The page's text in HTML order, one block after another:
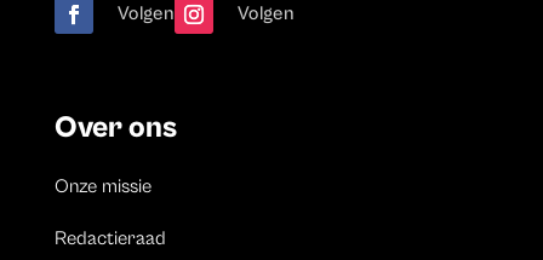
Volgen Volgen
Over ons
Onze missie
Redactieraad